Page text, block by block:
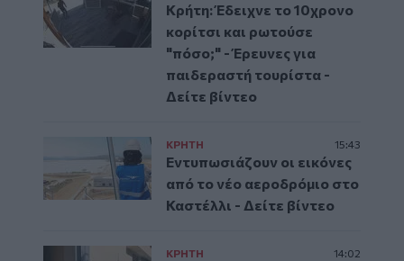
Κρήτη: Έδειχνε το 10χρονο
κορίτσι και ρωτούσε
"πόσο;" - Έρευνες για
παιδεραστή τουρίστα -
Δείτε βίντεο
ΚΡΗΤΗ 15:43
Εντυπωσιάζουν οι εικόνες
από το νέο αεροδρόμιο στο
Καστέλλι - Δείτε βίντεο
ΚΡΗΤΗ 14:02